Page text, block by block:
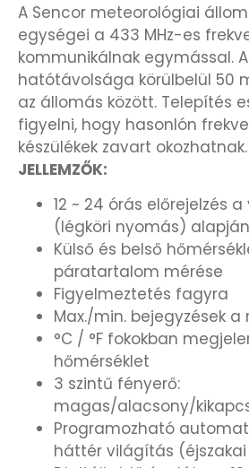
A Sencor meteorológiai
egységei a 433 MHz-es
kommunikálnak egymással.
hatótávolsága körülbelül 50
az állomás között. Telepítés
figyelni, hogy hasonlón
készülékek zavart okozhatnak.
JELLEMZŐK:
12 ~ 24 órás előrejelzés
(légköri nyomás) alapján
Külső és belső
páratartalom mérése
Figyelmeztetés fagyra
Max./min. bejegyzések
°C / °F fokokban
hőmérséklet
3 szintű fényerő:
magas/alacsony/
Programozható
háttér világítás
SANTA BARBARA
SECTOR
SEIKO
SENCOR
SERGIO TACCHINI
SLAZENGER
STOPPER
SZÁMOLÓGÉPEK
SZÍJAK